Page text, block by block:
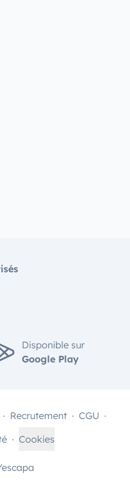
Disponible sur
Google Play
Recrutement
CGU
Cookies